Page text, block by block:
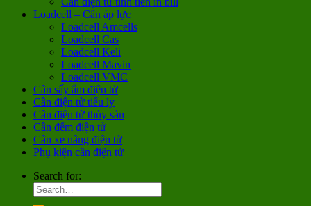
Loadcell – Cân áp lực
Loadcell Amcells
Loadcell Cas
Loadcell Keli
Loadcell Mavin
Loadcell VMC
Cân sấy ẩm điện tử
Cân điện tử tiểu ly
Cân điện tử thủy sản
Cân đếm điện tử
Cân xe nâng điện tử
Phụ kiện cân điện tử
Search for: